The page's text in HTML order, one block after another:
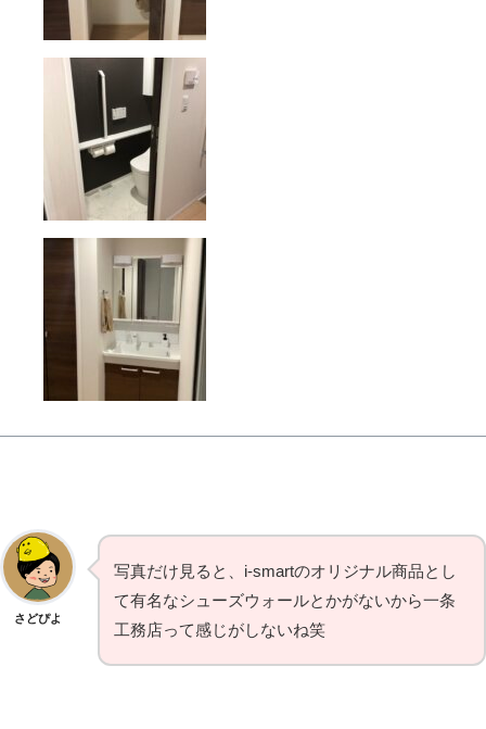
さどぴよ
写真だけ見ると、i-smartのオリジナル商品とし
て有名なシューズウォールとかがないから一条
工務店って感じがしないね笑